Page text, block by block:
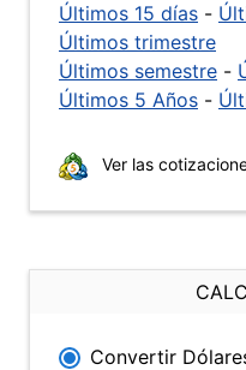
Últimos 15 días -
Últimos trimestre
Últimos semestre -
Últimos 5 Años -
Ver las
Convertir